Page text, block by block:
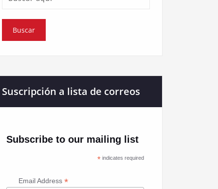
Suscripción a lista de correos
Subscribe to our mailing list
* indicates required
Email Address*